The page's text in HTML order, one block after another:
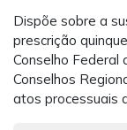
Dispõe sobre a
prescrição
Conselho Federal
Conselhos
atos processuais